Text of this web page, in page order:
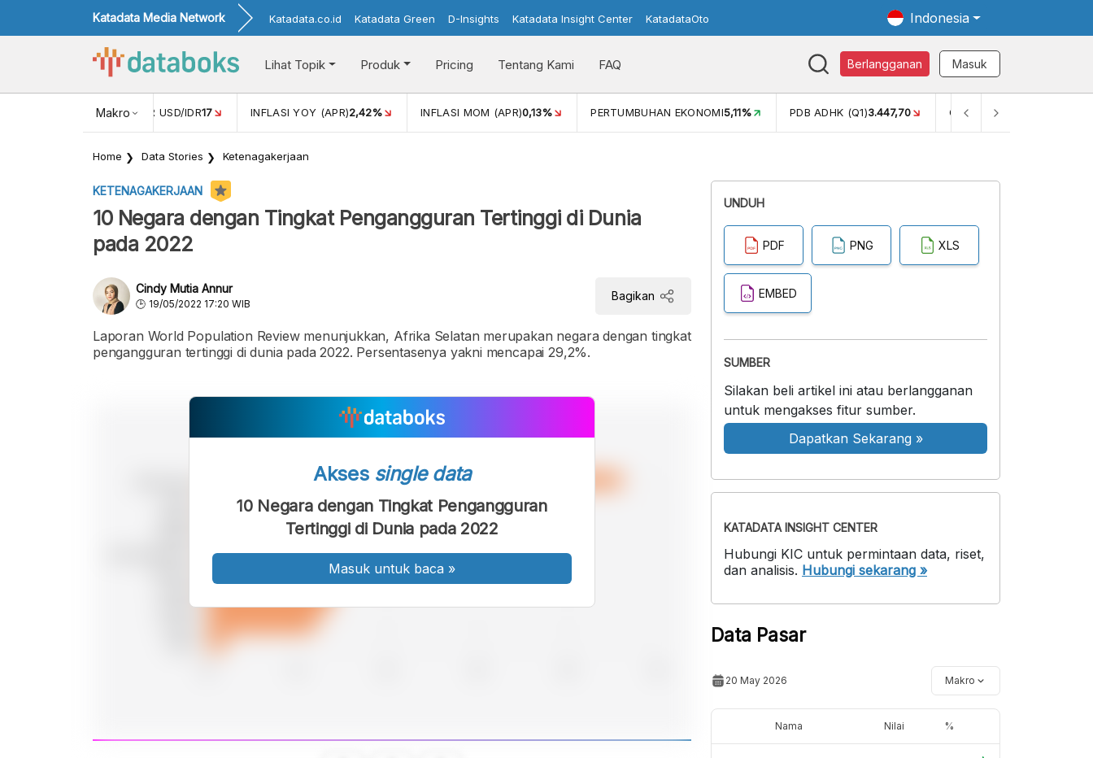
Katadata Media Network Katadata.co.id Katadata Green D-Insights Katadata Insight Center KatadataOto Indonesia
Lihat Topik Produk Pricing Tentang Kami FAQ Berlangganan Masuk
Makro
NILAI TUKAR USD/IDR17 INFLASI YOY (APR)2,42% INFLASI MOM (APR)0,13% PERTUMBUHAN EKONOMI5,11% PDB ADHK (Q1)3.447,70 GINI RASIO (SEM2)
Home Data Stories Ketenagakerjaan
KETENAGAKERJAAN
10 Negara dengan Tingkat Pengangguran Tertinggi di Dunia
pada 2022
Cindy Mutia Annur
19/05/2022 17:20 WIB
Bagikan
Laporan World Population Review menunjukkan, Afrika Selatan merupakan negara dengan tingkat
pengangguran tertinggi di dunia pada 2022. Persentasenya yakni mencapai 29,2%.
Akses single data
10 Negara dengan Tingkat Pengangguran
Tertinggi di Dunia pada 2022
Masuk untuk baca »
UNDUH
PDF PNG XLS
EMBED
SUMBER
Silakan beli artikel ini atau berlangganan
untuk mengakses fitur sumber.
Dapatkan Sekarang »
KATADATA INSIGHT CENTER
Hubungi KIC untuk permintaan data, riset,
dan analisis. Hubungi sekarang »
Data Pasar
20 May 2026 Makro
Nama Nilai %